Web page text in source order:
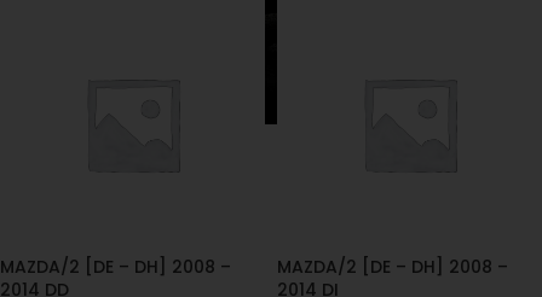
MAZDA/2 [DE – DH] 2008 –
2014 DD
MAZDA/2 [DE – DH] 2008 –
2014 DI